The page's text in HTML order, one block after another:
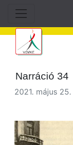
Narráció 34
2021. május 25.